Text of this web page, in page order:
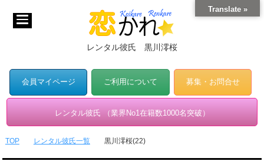
レンタル彼氏 黒川澪桜
会員マイページ ご利用について 募集・お問合せ
レンタル彼氏 （業界No1在籍数1000名突破）
TOP レンタル彼氏一覧 黒川澪桜(22)
Translate »